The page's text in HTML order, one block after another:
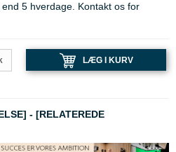
5 hverdage. Kontakt os for
LÆG I KURV
- [RELATEREDE